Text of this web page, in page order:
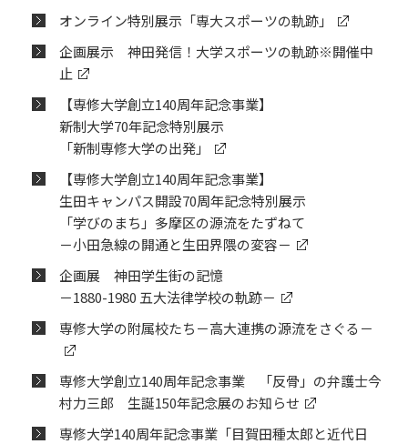
オンライン特別展示「専大スポーツの軌跡」
企画展示 神田発信！大学スポーツの軌跡※開催中
止
【専修大学創立140周年記念事業】
新制大学70年記念特別展示
「新制専修大学の出発」
【専修大学創立140周年記念事業】
生田キャンパス開設70周年記念特別展示
「学びのまち」多摩区の源流をたずねて
－小田急線の開通と生田界隈の変容－
企画展 神田学生街の記憶
－1880-1980 五大法律学校の軌跡－
専修大学の附属校たち－高大連携の源流をさぐる－
専修大学創立140周年記念事業 「反骨」の弁護士今
村力三郎 生誕150年記念展のお知らせ
専修大学140周年記念事業「目賀田種太郎と近代日